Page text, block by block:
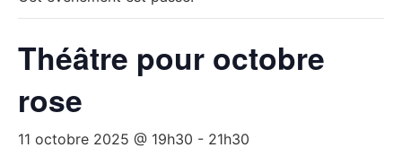
Théâtre pour octobre
rose
11 octobre 2025 @ 19h30 - 21h30